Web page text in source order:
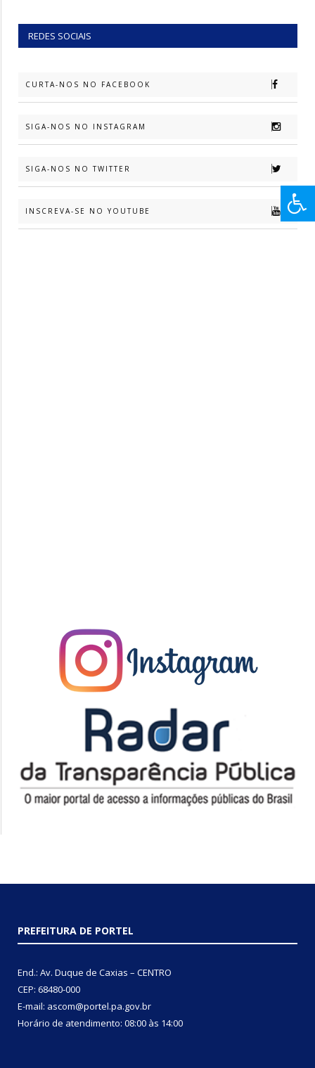
REDES SOCIAIS
CURTA-NOS NO FACEBOOK
SIGA-NOS NO INSTAGRAM
SIGA-NOS NO TWITTER
INSCREVA-SE NO YOUTUBE
PREFEITURA DE PORTEL
End.: Av. Duque de Caxias – CENTRO
CEP: 68480-000
E-mail: ascom@portel.pa.gov.br
Horário de atendimento: 08:00 às 14:00